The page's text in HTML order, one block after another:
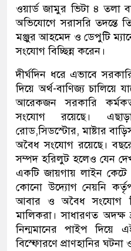
ওয়ার্ড জামুর ভিটা ৪ তলা
অভিযোগে সরাসরি তদন্তে
মঞ্জুর আহমেদ ও ডেপুটি
সংযোগ বিচ্ছিন্ন করেন।
দীর্ঘদিন ধরে এভাবে
দিয়ে অর্থ-বাণিজ্য চালিয়ে
আরেকজন সরকারি
সংযোগ রয়েছে।
রোড,সিডস্টোর, মাষ্টার
অবৈধ সংযোগ রয়েছে।
সম্পদ হরিলুট হলেও যেন
একটি জায়গায় লাইন কেটে
কোনো উদ্যোগ নেয়নি
আবার ও অবৈধ সংযোগ
মালিকরা। সাধারণত
নিন্মমানের পাইপ দিয়ে
বিস্ফোরণে প্রাণহানির ঘটনা